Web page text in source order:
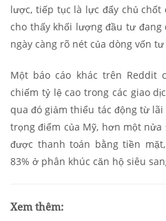
lược, tiếp tục là lực đẩy chủ
cho thấy khối lượng đầu tư
ngày càng rõ nét của dòng vốn
Một báo cáo khác trên Reddit
chiếm tỷ lệ cao trong các giao
qua đó giảm thiểu tác động từ
trọng điểm của Mỹ, hơn một
được thanh toán bằng tiền
83% ở phân khúc căn hộ siêu
Xem thêm: